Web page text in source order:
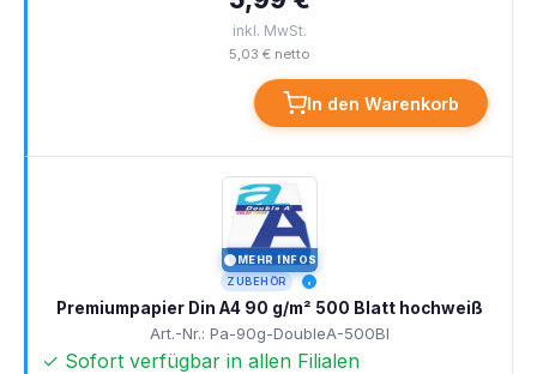
inkl. MwSt.
5,03 € netto
In den Warenkorb
MEHR INFOS
ZUBEHÖR
Premiumpapier Din A4 90 g/m² 500 Blatt hochweiß
Art.-Nr.: Pa-90g-DoubleA-500Bl
✓ Sofort verfügbar in allen Filialen